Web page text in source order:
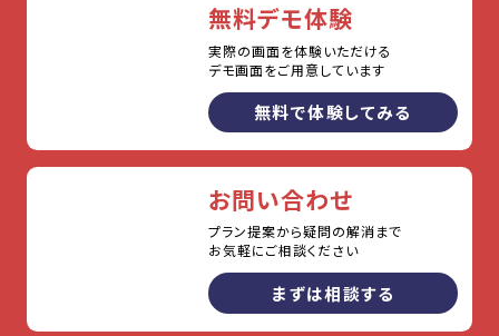
無料デモ体験
実際の画面を体験いただける
デモ画面をご用意しています
無料で体験してみる
お問い合わせ
プラン提案から疑問の解消まで
お気軽にご相談ください
まずは相談する